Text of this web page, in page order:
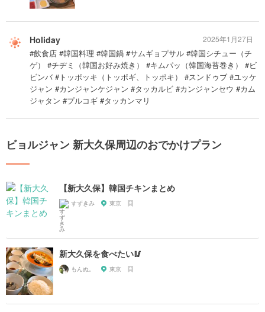
Holiday
#飲食店 #韓国料理 #韓国鍋 #サムギョプサル #韓国シチュー（チ
ゲ） #チヂミ（韓国お好み焼き） #キムパッ（韓国海苔巻き） #ビ
ビンバ #トッポッキ（トッポギ、トッポキ） #スンドゥブ #ユッケ
ジャン #カンジャンケジャン #タッカルビ #カンジャンセウ #カム
ジャタン #プルコギ #タッカンマリ
2025年1月27日
ビョルジャン 新大久保周辺のおでかけプラン
【新大久保】韓国チキンまとめ
すずきみ 東京
新大久保を食べたい🥢
もんぬ。 東京